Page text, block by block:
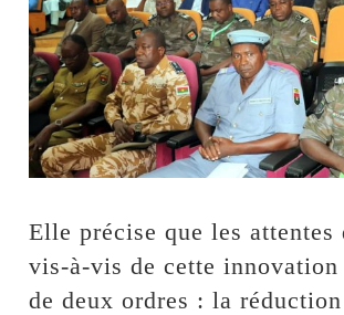
Elle précise que les attentes
vis-à-vis de cette innovation
de deux ordres : la